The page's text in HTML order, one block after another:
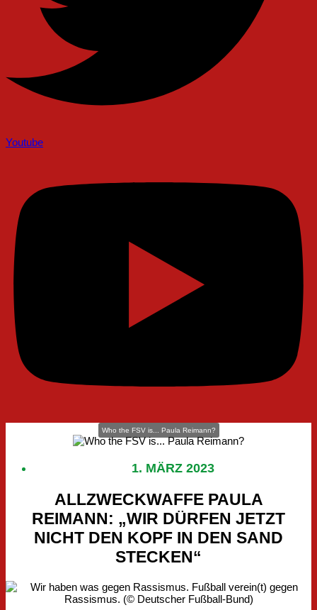
Youtube
Who the FSV is... Paula Reimann?
1. MÄRZ 2023
ALLZWECKWAFFE PAULA
REIMANN: „WIR DÜRFEN JETZT
NICHT DEN KOPF IN DEN SAND
STECKEN“